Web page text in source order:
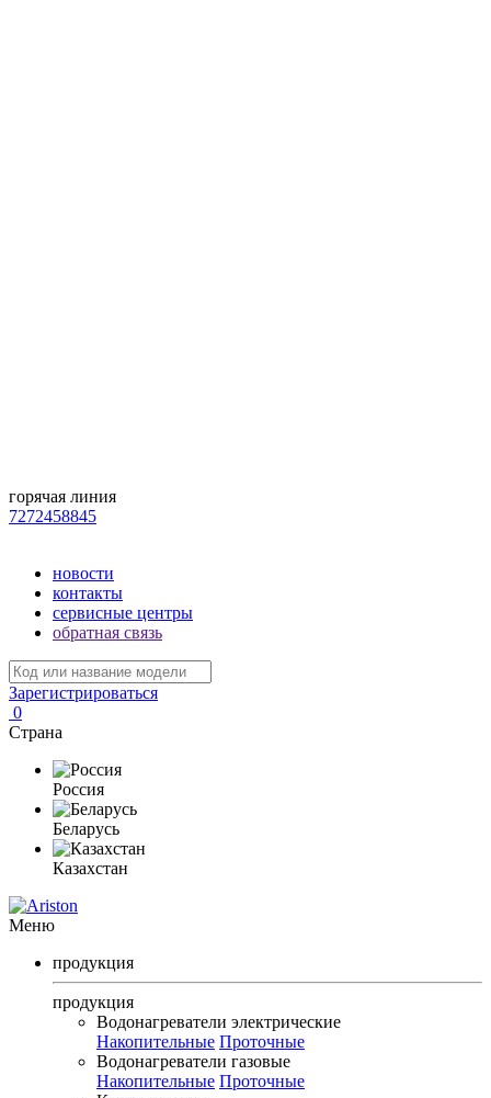
горячая линия
7272458845
новости
контакты
сервисные центры
обратная связь
Зарегистрироваться
0
Страна
Россия
Беларусь
Казахстан
Меню
продукция
продукция
Водонагреватели электрические
Накопительные Проточные
Водонагреватели газовые
Накопительные Проточные